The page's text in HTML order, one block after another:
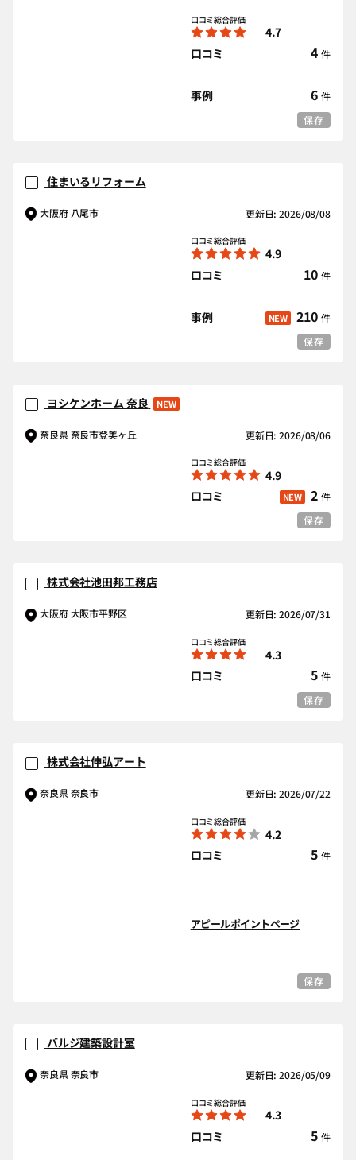
口コミ総合評価
4.7
口コミ
4 件
事例 6 件
保存
住まいるリフォーム
大阪府 八尾市 更新日: 2026/08/08
口コミ総合評価
4.9
口コミ
10 件
事例 NEW 210 件
保存
ヨシケンホーム 奈良 NEW
奈良県 奈良市登美ヶ丘 更新日: 2026/08/06
口コミ総合評価
4.9
口コミ
NEW 2 件
保存
株式会社池田邦工務店
大阪府 大阪市平野区 更新日: 2026/07/31
口コミ総合評価
4.3
口コミ
5 件
保存
株式会社伸弘アート
奈良県 奈良市 更新日: 2026/07/22
口コミ総合評価
4.2
口コミ
5 件
アピールポイントページ
保存
バルジ建築設計室
奈良県 奈良市 更新日: 2026/05/09
口コミ総合評価
4.3
口コミ
5 件